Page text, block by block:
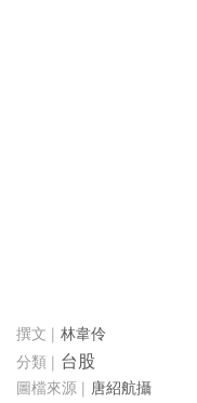
林韋伶
台股
唐紹航攝